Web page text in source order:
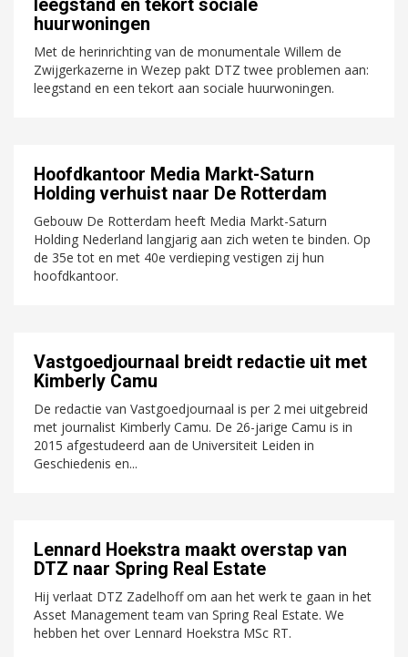
leegstand en tekort sociale
huurwoningen
Met de herinrichting van de monumentale Willem de
Zwijgerkazerne in Wezep pakt DTZ twee problemen aan:
leegstand en een tekort aan sociale huurwoningen.
Hoofdkantoor Media Markt-Saturn
Holding verhuist naar De Rotterdam
Gebouw De Rotterdam heeft Media Markt-Saturn
Holding Nederland langjarig aan zich weten te binden. Op
de 35e tot en met 40e verdieping vestigen zij hun
hoofdkantoor.
Vastgoedjournaal breidt redactie uit met
Kimberly Camu
De redactie van Vastgoedjournaal is per 2 mei uitgebreid
met journalist Kimberly Camu. De 26-jarige Camu is in
2015 afgestudeerd aan de Universiteit Leiden in
Geschiedenis en...
Lennard Hoekstra maakt overstap van
DTZ naar Spring Real Estate
Hij verlaat DTZ Zadelhoff om aan het werk te gaan in het
Asset Management team van Spring Real Estate. We
hebben het over Lennard Hoekstra MSc RT.